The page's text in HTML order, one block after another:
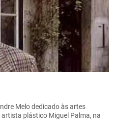
Melo dedicado às artes
plástico Miguel Palma, na